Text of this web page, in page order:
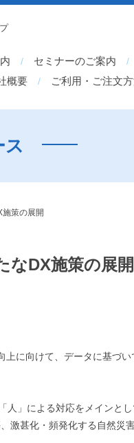
セミナーのご案内
概要 ご利用・ご注文
ス
策の展開
なDX施策の展開
に向けて、データに基づ
」による対応をメインと
激甚化・頻発化する自然災